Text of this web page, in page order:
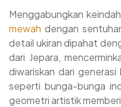
Kami buatkan invoice
barang pemesanan
Pelunasan 25-30%
furniture Sofa Tamu
sudah selesai siap
Menggabungkan
mewah dengan
detail ukiran dipahat
dari Jepara,
diwariskan dari
seperti bunga-bunga
geometri artistik